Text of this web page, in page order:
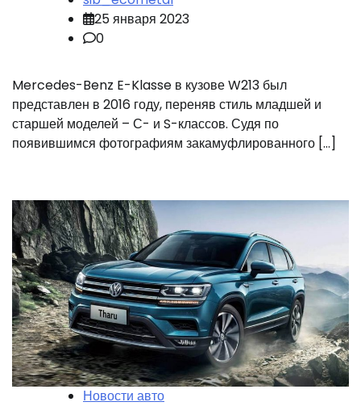
25 января 2023
0
Mercedes-Benz E-Klasse в кузове W213 был
представлен в 2016 году, переняв стиль младшей и
старшей моделей – С- и S-классов. Судя по
появившимся фотографиям закамуфлированного […]
Новости авто